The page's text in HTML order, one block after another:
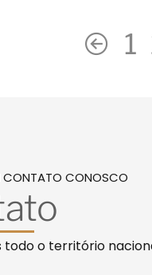
1
CONTATO CONOSCO
o território